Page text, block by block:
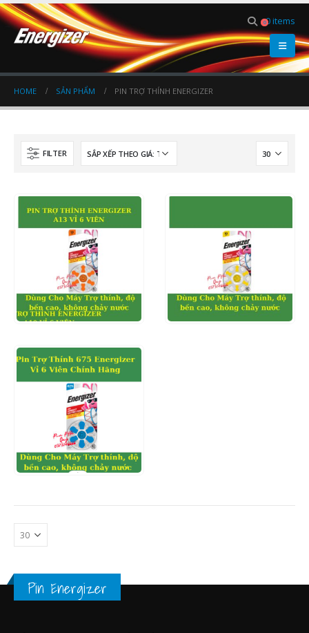
00 items
HOME SẢN PHẨM PIN TRỢ THÍNH ENERGIZER
FILTER
0out of 5
ĐỌC TIẾP
XEM NHANH
0out of 5
ĐỌC TIẾP
XEM NHANH
out of 5
ĐỌC TIẾP
XEM NHANH
Pin Energizer